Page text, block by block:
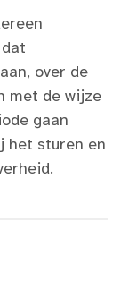
over de
met de wijze
gaan
het sturen en